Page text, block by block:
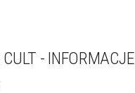
- INFORMACJE